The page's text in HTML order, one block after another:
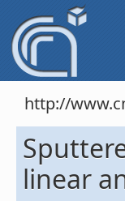
http://
linear